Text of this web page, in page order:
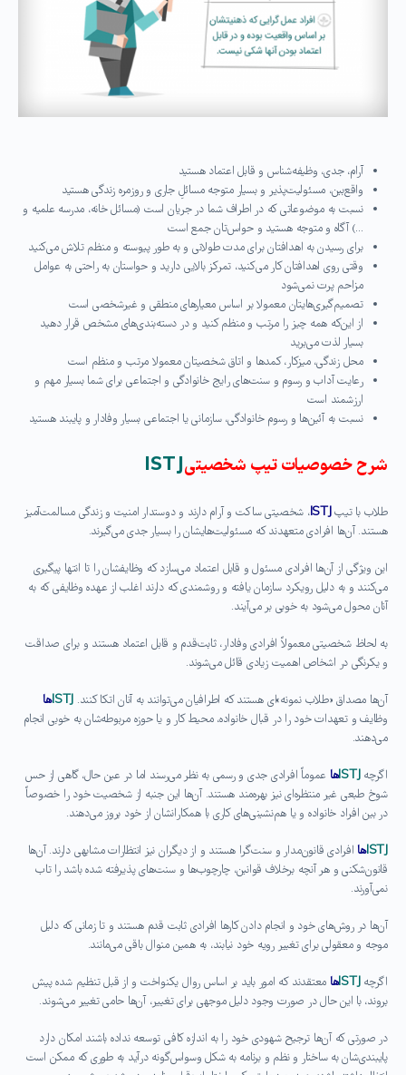
آرام، جدی، وظیفه‌شناس و قابل اعتماد هستید
واقع‌بین، مسئولیت‌پذیر و بسیار متوجه مسائلِ جاری و روزمره زندگی هستید
نسبت به موضوعاتی که در اطراف شما در جریان است (مسائل خانه، مدرسه علمیه و
…) آگاه و متوجه هستید و حواس‌تان جمع است
برای رسیدن به اهدافتان برای مدت طولانی و به طور پیوسته و منظم تلاش می‌کنید
وقتی روی اهدافتان کار می‌کنید، تمرکز بالایی دارید و حواستان به راحتی به عوامل
مزاحم پرت نمی‌شود
تصمیم‌گیری‌هایتان معمولا بر اساس معیارهای منطقی و غیرشخصی است
از این‌که همه چیز را مرتب و منظم کنید و در دسته‌بندی‌های مشخص قرار دهید
بسیار لذت می‌برید
محل زندگی، میزکار، کمدها و اتاق شخصیتان معمولا مرتب و منظم است
رعایت آداب و رسوم و سنت‌های رایج خانوادگی و اجتماعی برای شما بسیار مهم و
ارزشمند است
نسبت به آئین‌ها و رسوم خانوادگی، سازمانی یا اجتماعی بسیار وفادار و پایبند هستید
شرح خصوصیات تیپ شخصیتیISTJ
طلاب با تیپISTJ، شخصیتی ساکت و آرام دارند و دوستدار امنیت و زندگی مسالمت‌آمیز
هستند. آن‌ها افرادی متعهدند که مسئولیت‌هایشان را بسیار جدی می‌گیرند.
این ویژگی از آن‌ها افرادی مسئول و قابل اعتماد می‌سازد که وظایفشان را تا انتها پیگیری
می‌کنند و به دلیل رویکرد سازمان یافته و روشمندی که دارند اغلب از عهده وظایفی که به
آنان محول می‌شود به خوبی بر می‌آیند.
به لحاظ شخصیتی معمولاً افرادی وفادار، ثابت‌قدم و قابل اعتماد هستند و برای صداقت
و یکرنگی در اشخاص اهمیت زیادی قائل می‌شوند.
آن‌ها مصداق «طلاب نمونه»ای هستند که اطرافیان می‌توانند به آنان اتکا کنند. ISTJها
وظایف و تعهدات خود را در قبال خانواده، محیط کار و یا حوزه مربوطه‌شان به خوبی انجام
می‌دهند.
اگرچهISTJها عموماً افرادی جدی و رسمی به نظر می‌رسند اما در عین حال، گاهی از حس
شوخ طبعی غیر منتظره‌ای نیز بهره‌مند هستند. آن‌ها این جنبه از شخصیت خود را خصوصاً
در بین افراد خانواده و یا هم‌نشینی‌های کاری با همکارانشان از خود بروز می‌دهند.
ISTJها افرادی قانون‌مدار و سنت‌گرا هستند و از دیگران نیز انتظارات مشابهی دارند. آن‌ها
قانون‌شکنی و هر آنچه برخلاف قوانین، چارچوب‌ها و سنت‌های پذیرفته شده باشد را تاب
نمی‌آورند.
آن‌ها در روش‌های خود و انجام دادن کارها افرادی ثابت قدم هستند و تا زمانی که دلیل
موجه و معقولی برای تغییر رویه خود نیابند، به همین منوال باقی می‌مانند.
اگرچهISTJها معتقدند که امور باید بر اساس روال یکنواخت و از قبل تنظیم شده پیش
بروند، با این حال در صورت وجود دلیل موجهی برای تغییر، آن‌ها حامی تغییر می‌شوند.
در صورتی که آن‌ها ترجیح شهودی خود را به اندازه کافی توسعه نداده باشند امکان دارد
پایبندی‌شان به ساختار و نظم و برنامه به شکل وسواس‌گونه درآید به طوری که ممکن است